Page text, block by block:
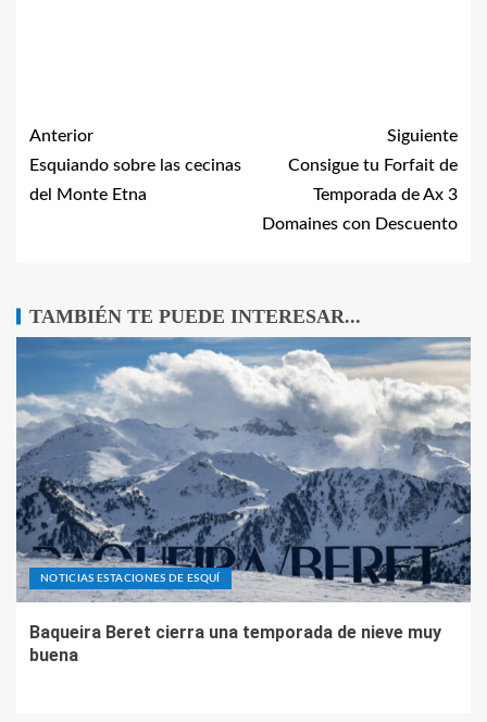
Anterior
Esquiando sobre las cecinas
del Monte Etna
Siguiente
Consigue tu Forfait de
Temporada de Ax 3
Domaines con Descuento
TAMBIÉN TE PUEDE INTERESAR...
NOTICIAS ESTACIONES DE ESQUÍ
Baqueira Beret cierra una temporada de nieve muy
buena